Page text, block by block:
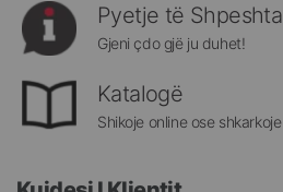
Pyetje të Shpeshta
Gjeni çdo gjë ju duhet!
Katalogë
Shikoje online ose shkarkoje